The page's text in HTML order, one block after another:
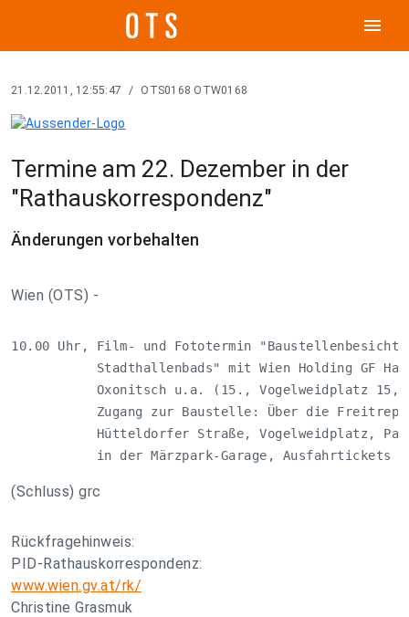
menu
21.12.2011, 12:55:47 / OTS0168 OTW0168
Termine am 22. Dezember in der
"Rathauskorrespondenz"
Änderungen vorbehalten
Wien (OTS) -
10.00 Uhr, Film- und Fototermin
Stadthallenbads" mit Wien Holding GF
Oxonitsch u.a. (15., Vogelweidplatz 15,
Zugang zur Baustelle: Über die
Hütteldorfer Straße, Vogelweidplatz,
in der Märzpark-Garage, Ausfahrtickets
(Schluss) grc
Rückfragehinweis:
PID-Rathauskorrespondenz:
www.wien.gv.at/rk/
Christine Grasmuk